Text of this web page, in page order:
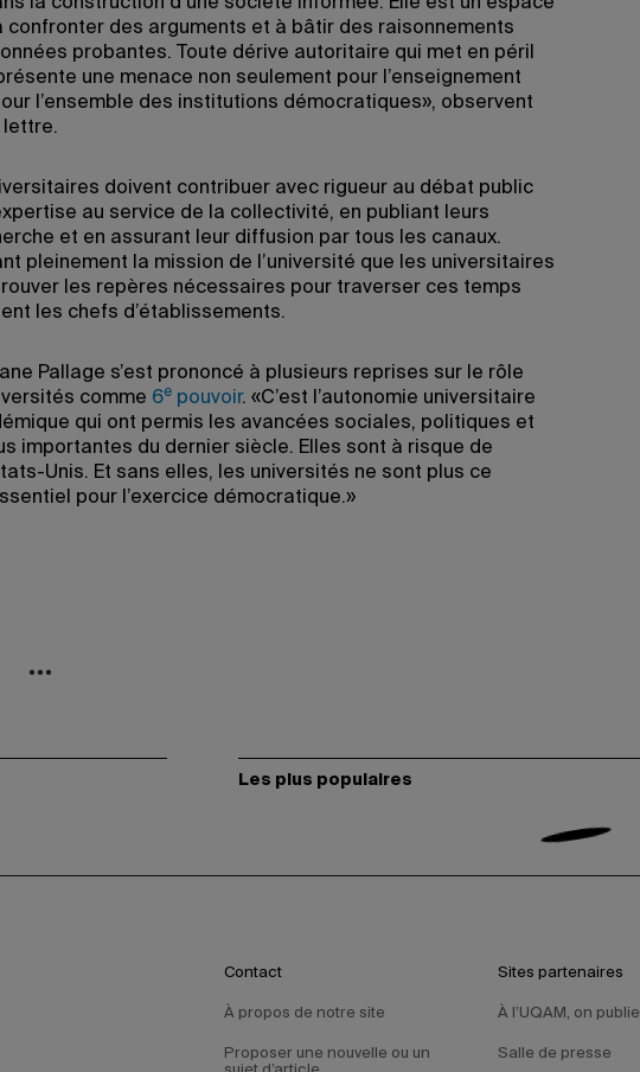
confronter des arguments et à bâtir des raisonnements
probantes. Toute dérive autoritaire qui met en péril
une menace non seulement pour l’enseignement
l’ensemble des institutions démocratiques», observent
lettre.
doivent contribuer avec rigueur au débat public
au service de la collectivité, en publiant leurs
et en assurant leur diffusion par tous les canaux.
pleinement la mission de l’université que les universitaires
les repères nécessaires pour traverser ces temps
les chefs d’établissements.
Pallage s’est prononcé à plusieurs reprises sur le rôle
comme 6e pouvoir. «C’est l’autonomie universitaire
qui ont permis les avancées sociales, politiques et
importantes du dernier siècle. Elles sont à risque de
Unis. Et sans elles, les universités ne sont plus ce
pour l’exercice démocratique.»
Les plus populaires
Contact
À propos de notre site
Proposer une nouvelle ou un
Sites partenaires
À l’UQAM, on publie
Salle de presse